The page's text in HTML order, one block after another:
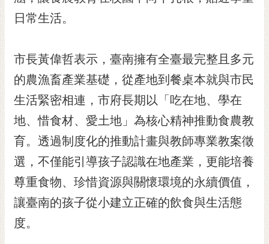
祭
網
站
導
覽
訂
閱
RSS
訂
閱
電
日常生活。
市長黃偉哲表示，臺南擁有全臺最完整且多元
的農漁畜產業基礎，從產地到餐桌本就與市民
生活緊密相連，市府長期以「吃在地、學在
地、惜食材、愛土地」為核心精神推動食農教
育。透過制度化的推動計畫與教師專業教案徵
選，不僅能引導孩子認識在地產業，更能培養
尊重食物、珍惜資源與關懷環境的永續價值，
讓臺南的孩子從小建立正確的飲食與生活態
度。